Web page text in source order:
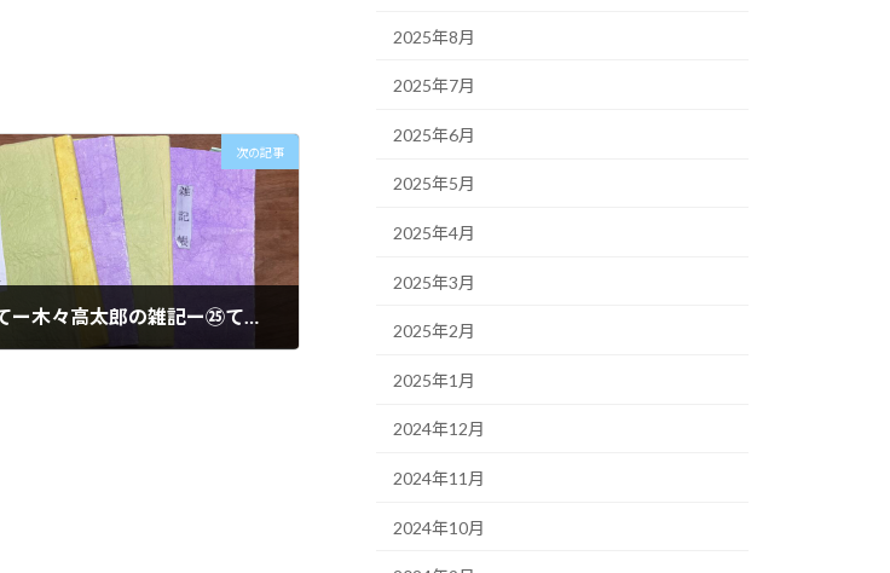
次の記事
時空を超えてー木々高太郎の雑記ー㉕てつかぶと
2025年8月
2025年7月
2025年6月
2025年5月
2025年4月
2025年3月
2025年2月
2025年1月
2024年12月
2024年11月
2024年10月